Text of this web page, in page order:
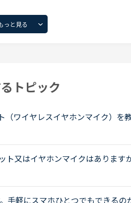
っと見る
トピック
ワイヤレスイヤホンマイク）を
ため、Android版のアプリを使い
又はイヤホンマイクはあります
NCに入会した者です。普段はノ
手軽にスマホひとつでもできるの